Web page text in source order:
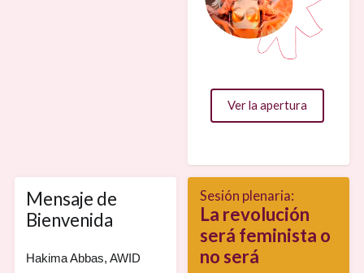
Ver la apertura
Mensaje de
Bienvenida
Hakima Abbas, AWID
Sesión plenaria:
La revolución
será feminista o
no será